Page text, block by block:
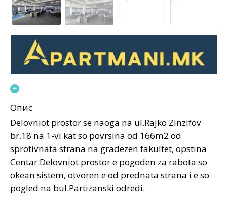
Опис
Delovniot prostor se naoga na ul.Rajko Zinzifov
br.18 na 1-vi kat so povrsina od 166m2 od
sprotivnata strana na gradezen fakultet, opstina
Centar.Delovniot prostor e pogoden za rabota so
okean sistem, otvoren e od prednata strana i e so
pogled na bul.Partizanski odredi.